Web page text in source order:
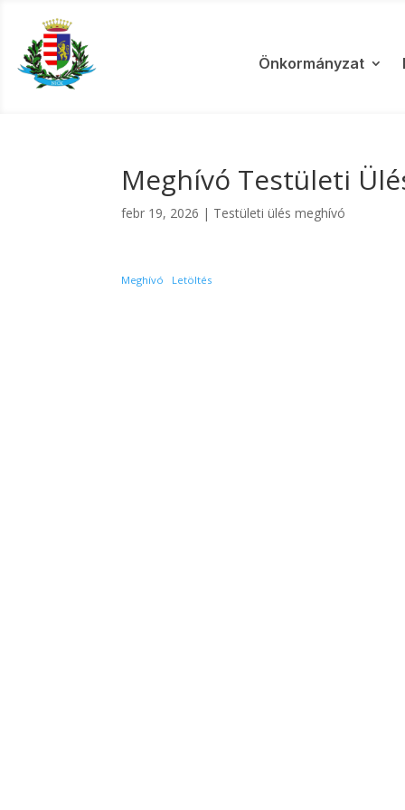
Önkormányzat
Meghívó Testületi
febr 19, 2026 | Testületi ülés meghívó
Meghívó Letöltés